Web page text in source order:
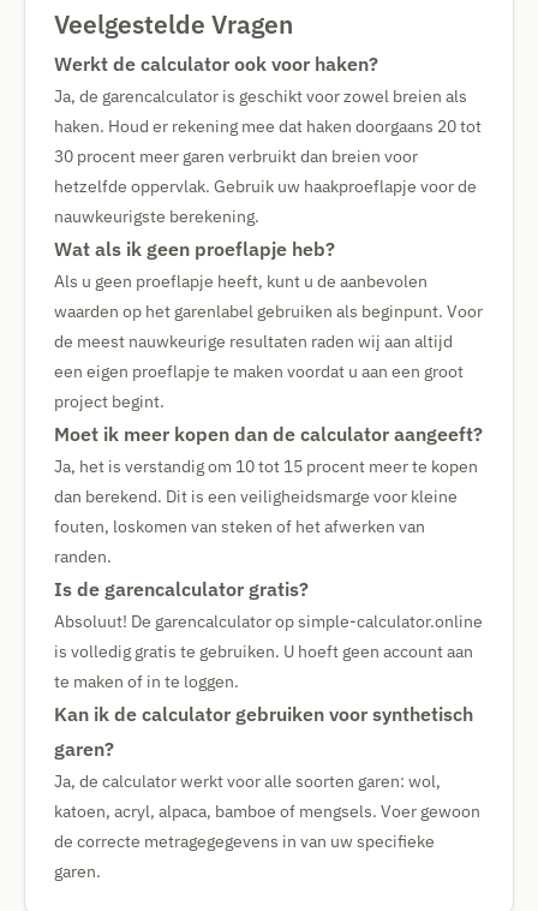
Veelgestelde Vragen
Werkt de calculator ook voor haken?
Ja, de garencalculator is geschikt voor zowel breien als
haken. Houd er rekening mee dat haken doorgaans 20 tot
30 procent meer garen verbruikt dan breien voor
hetzelfde oppervlak. Gebruik uw haakproeflapje voor de
nauwkeurigste berekening.
Wat als ik geen proeflapje heb?
Als u geen proeflapje heeft, kunt u de aanbevolen
waarden op het garenlabel gebruiken als beginpunt. Voor
de meest nauwkeurige resultaten raden wij aan altijd
een eigen proeflapje te maken voordat u aan een groot
project begint.
Moet ik meer kopen dan de calculator aangeeft?
Ja, het is verstandig om 10 tot 15 procent meer te kopen
dan berekend. Dit is een veiligheidsmarge voor kleine
fouten, loskomen van steken of het afwerken van
randen.
Is de garencalculator gratis?
Absoluut! De garencalculator op simple-calculator.online
is volledig gratis te gebruiken. U hoeft geen account aan
te maken of in te loggen.
Kan ik de calculator gebruiken voor synthetisch
garen?
Ja, de calculator werkt voor alle soorten garen: wol,
katoen, acryl, alpaca, bamboe of mengsels. Voer gewoon
de correcte metragegegevens in van uw specifieke
garen.